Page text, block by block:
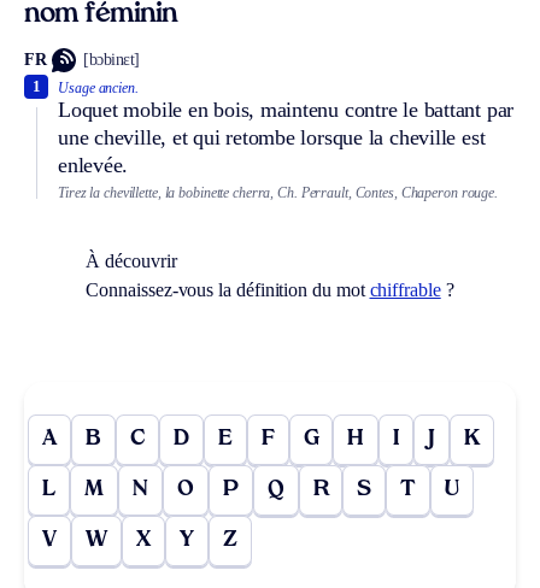
nom féminin
FR [bɔbinɛt]
Usage ancien.
Loquet mobile en bois, maintenu contre le battant par
une cheville, et qui retombe lorsque la cheville est
enlevée.
1
Tirez la chevillette, la bobinette cherra, Ch. Perrault, Contes, Chaperon rouge.
À découvrir
Connaissez-vous la définition du mot chiffrable?
A B C D E F G H I J K
L M N O P Q R S T U
V W X Y Z